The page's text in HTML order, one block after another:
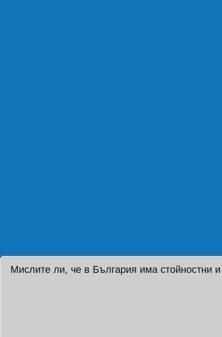
Мислите ли, че в България има стойностни